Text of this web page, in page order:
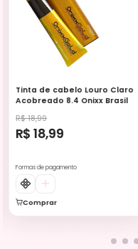
Tinta de cabelo Louro Claro
Acobreado 8.4 Onixx Brasil
R$ 18,99
R$ 18,99
Formas de pagamento
Comprar